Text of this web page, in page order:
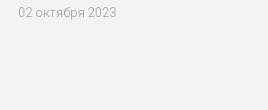
02 октября 2023